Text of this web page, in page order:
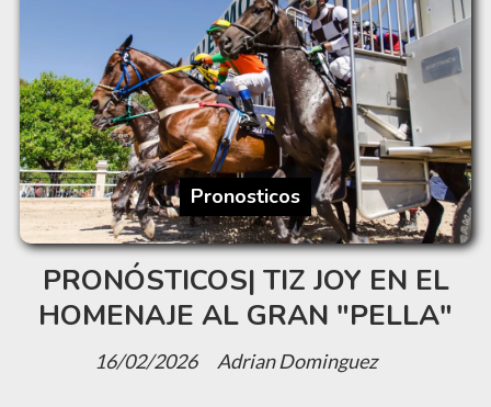
PRONÓSTICOS| TIZ JOY EN EL
HOMENAJE AL GRAN "PELLA"
Adrian Dominguez
Pronosticos
16/02/2026